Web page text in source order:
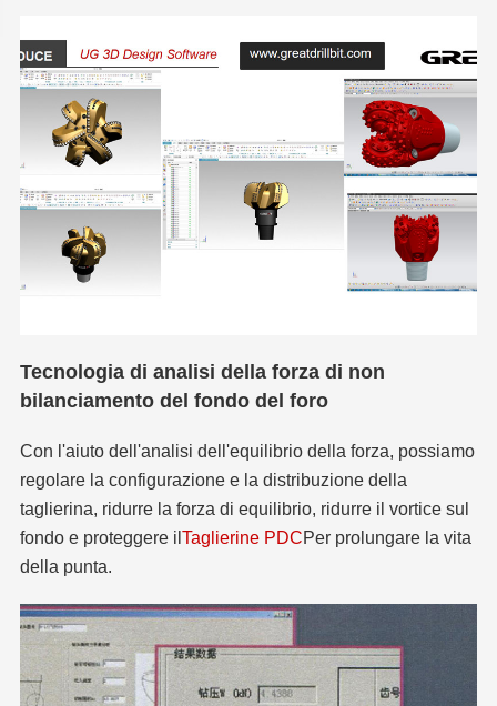
Tecnologia di analisi della forza di non
bilanciamento del fondo del foro
Con l'aiuto dell'analisi dell'equilibrio della forza, possiamo
regolare la configurazione e la distribuzione della
taglierina, ridurre la forza di equilibrio, ridurre il vortice sul
fondo e proteggere il Taglierine PDCPer prolungare la vita
della punta.